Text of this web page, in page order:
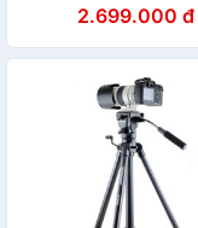
2.699.000 đ